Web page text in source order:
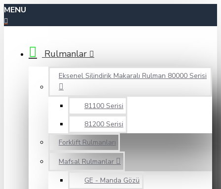
MENU
Rulmanlar
Eksenel Silindirik Makaralı Rulman 80000 Serisi
81100 Serisi
81200 Serisi
Forklift Rulmanları
Mafsal Rulmanlar
GE - Manda Gözü